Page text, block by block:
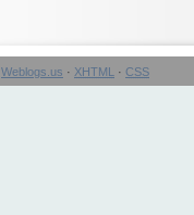
Weblogs.us · XHTML · CSS